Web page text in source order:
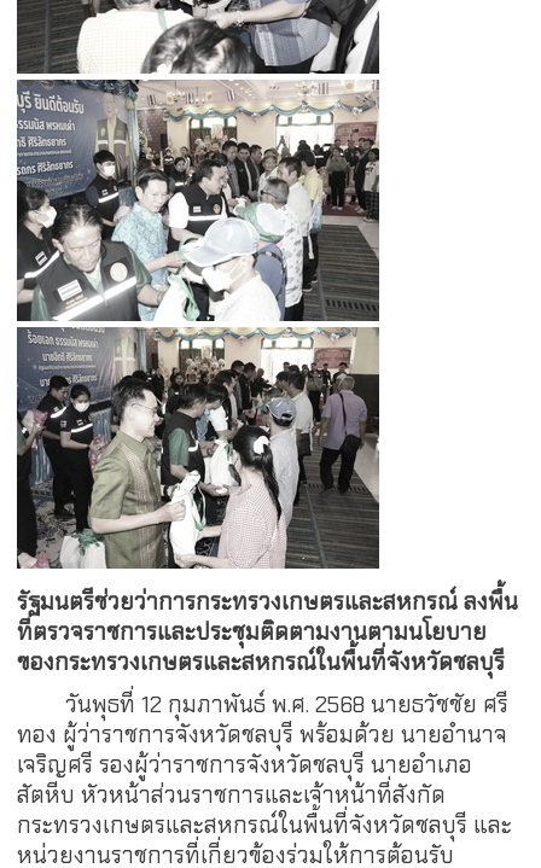
รัฐมนตรีช่วยว่าการกระทรวงเกษตรและสหกรณ์ ลงพื้น
ที่ตรวจราชการและประชุมติดตามงานตามนโยบาย
ของกระทรวงเกษตรและสหกรณ์ในพื้นที่จังหวัดชลบุรี
วันพุธที่ 12 กุมภาพันธ์ พ.ศ. 2568 นายธวัชชัย ศรี
ทอง ผู้ว่าราชการจังหวัดชลบุรี พร้อมด้วย นายอำนาจ
เจริญศรี รองผู้ว่าราชการจังหวัดชลบุรี นายอำเภอ
สัตหีบ หัวหน้าส่วนราชการและเจ้าหน้าที่สังกัด
กระทรวงเกษตรและสหกรณ์ในพื้นที่จังหวัดชลบุรี และ
หน่วยงานราชการที่เกี่ยวข้องร่วมให้การต้อนรับ